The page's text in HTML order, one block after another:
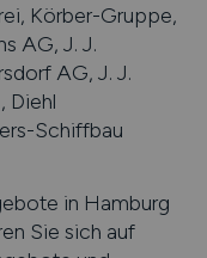
Körber-Gruppe,
AG, J. J.
AG, J. J.
Diehl
Schiffbau
in Hamburg
Sie sich auf